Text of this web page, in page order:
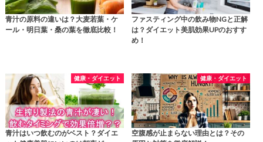
青汁の原料の違いは？大麦若葉・ケ
ール・明日葉・桑の葉を徹底比較！
ファスティング中の飲み物NGと正解
は？ダイエット美肌効果UPのおすす
め！
健康・ダイエット
青汁はいつ飲むのがベスト？ダイエ
健康・ダイエット
空腹感が止まらない理由とは？その